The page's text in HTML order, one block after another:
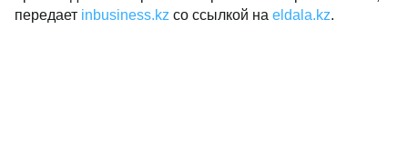
передает inbusiness.kz со ссылкой на eldala.kz.